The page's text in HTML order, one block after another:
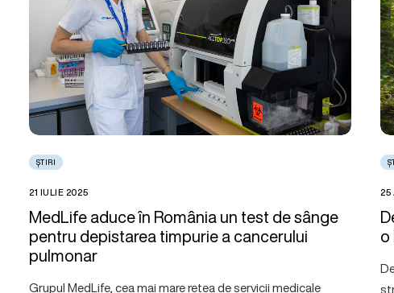
ȘTIRI
21 IULIE 2025
MedLife aduce în România un test de sânge
pentru depistarea timpurie a cancerului
pulmonar
Grupul MedLife, cea mai mare rețea de servicii medicale
25
o